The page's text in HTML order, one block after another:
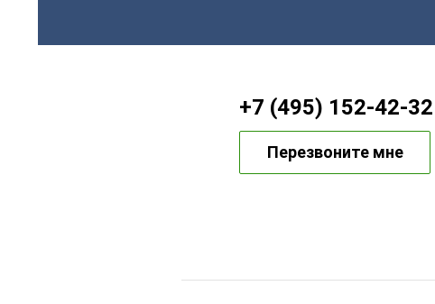
+7 (495) 152-42-32
Перезвоните мне